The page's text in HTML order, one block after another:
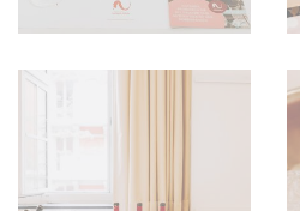
IMPRESSUM
FAQ